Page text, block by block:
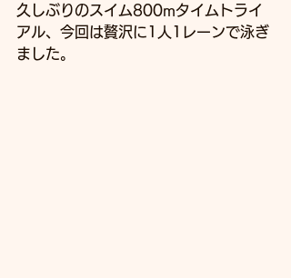
久しぶりのスイム800mタイムトライ
アル、今回は贅沢に1人1レーンで泳ぎ
ました。